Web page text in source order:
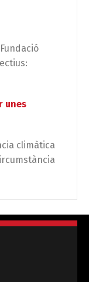
unes
climàtica